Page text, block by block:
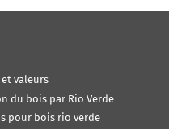
valeurs
du bois par Rio Verde
pour bois rio verde